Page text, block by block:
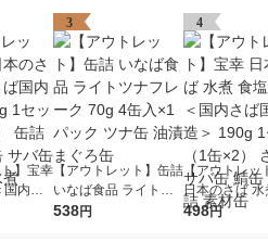
】宝幸
国内さ
1
3
【アウトレット】缶詰
いなば食品 ライトツ
ナフレーク 70g 4缶入
538円
4
【アウトレッ
日本のさば
不使用 ＜国内
498円